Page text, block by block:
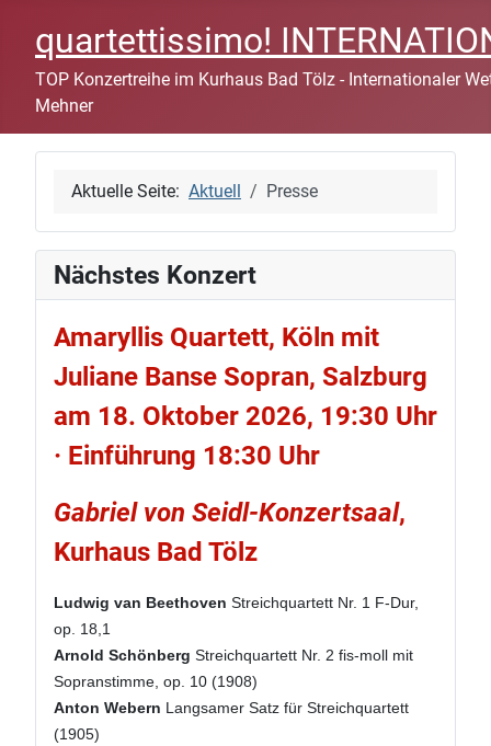
quartettissimo!
TOP Konzertreihe im Kurhaus Bad Tölz - Internationaler
Mehner
Aktuelle Seite: Aktuell Presse
Nächstes Konzert
Amaryllis Quartett, Köln mit
Juliane Banse Sopran, Salzburg
am 18. Oktober 2026, 19:30 Uhr
· Einführung 18:30 Uhr
Gabriel von Seidl-Konzertsaal,
Kurhaus Bad Tölz
Ludwig van Beethoven Streichquartett Nr. 1 F-Dur,
op. 18,1
Arnold Schönberg Streichquartett Nr. 2 fis-moll mit
Sopranstimme, op. 10 (1908)
Anton Webern Langsamer Satz für Streichquartett
(1905)